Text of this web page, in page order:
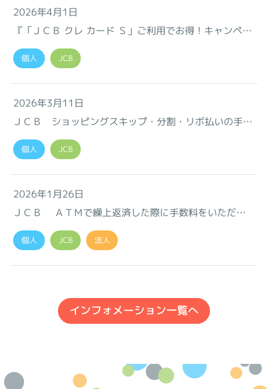
2026年4月1日
『「ＪＣＢ クレ カード Ｓ」ご利用でお得！キャンペー
ン』のお知らせ♪
個人 JCB
2026年3月11日
ＪＣＢ ショッピングスキップ・分割・リボ払いの手数
料率改定のお知らせ
個人 JCB
2026年1月26日
ＪＣＢ ＡＴＭで繰上返済した際に手数料をいただく
ことについて
個人 JCB 法人
インフォメーション一覧へ